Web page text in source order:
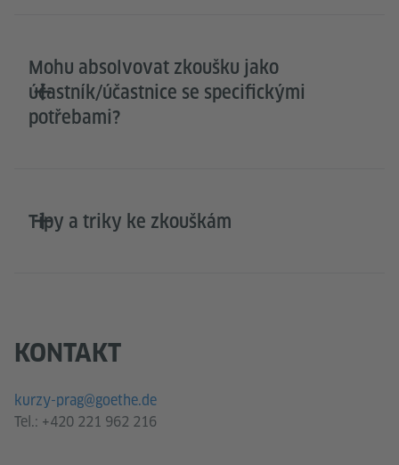
Mohu absolvovat zkoušku jako
účastník/účastnice se specifickými
potřebami?
Tipy a triky ke zkouškám
KONTAKT
kurzy-prag@goethe.de
Tel.: +420 221 962 216